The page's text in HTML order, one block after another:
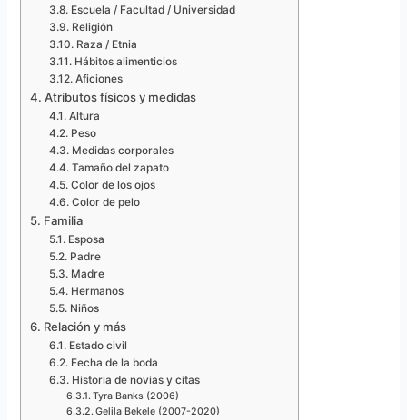
Escuela / Facultad / Universidad
Religión
Raza / Etnia
Hábitos alimenticios
Aficiones
Atributos físicos y medidas
Altura
Peso
Medidas corporales
Tamaño del zapato
Color de los ojos
Color de pelo
Familia
Esposa
Padre
Madre
Hermanos
Niños
Relación y más
Estado civil
Fecha de la boda
Historia de novias y citas
Tyra Banks (2006)
Gelila Bekele (2007-2020)